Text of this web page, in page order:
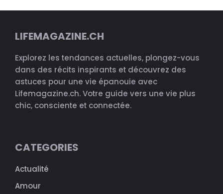
LIFEMAGAZINE.CH
Explorez les tendances actuelles, plongez-vous
dans des récits inspirants et découvrez des
astuces pour une vie épanouie avec
Lifemagazine.ch. Votre guide vers une vie plus
chic, consciente et connectée.
CATEGORIES
Actualité
Amour